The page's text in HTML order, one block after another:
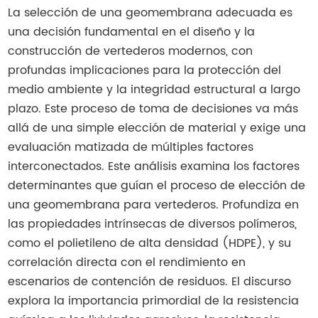
La selección de una geomembrana adecuada es
una decisión fundamental en el diseño y la
construcción de vertederos modernos, con
profundas implicaciones para la protección del
medio ambiente y la integridad estructural a largo
plazo. Este proceso de toma de decisiones va más
allá de una simple elección de material y exige una
evaluación matizada de múltiples factores
interconectados. Este análisis examina los factores
determinantes que guían el proceso de elección de
una geomembrana para vertederos. Profundiza en
las propiedades intrínsecas de diversos polímeros,
como el polietileno de alta densidad (HDPE), y su
correlación directa con el rendimiento en
escenarios de contención de residuos. El discurso
explora la importancia primordial de la resistencia